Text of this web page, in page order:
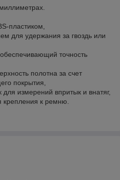
пластиком,
для удержания за гвоздь или
точность
полотна за счет
покрытия,
измерений впритык и внатяг,
к ремню.